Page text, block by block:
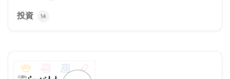
投資 14